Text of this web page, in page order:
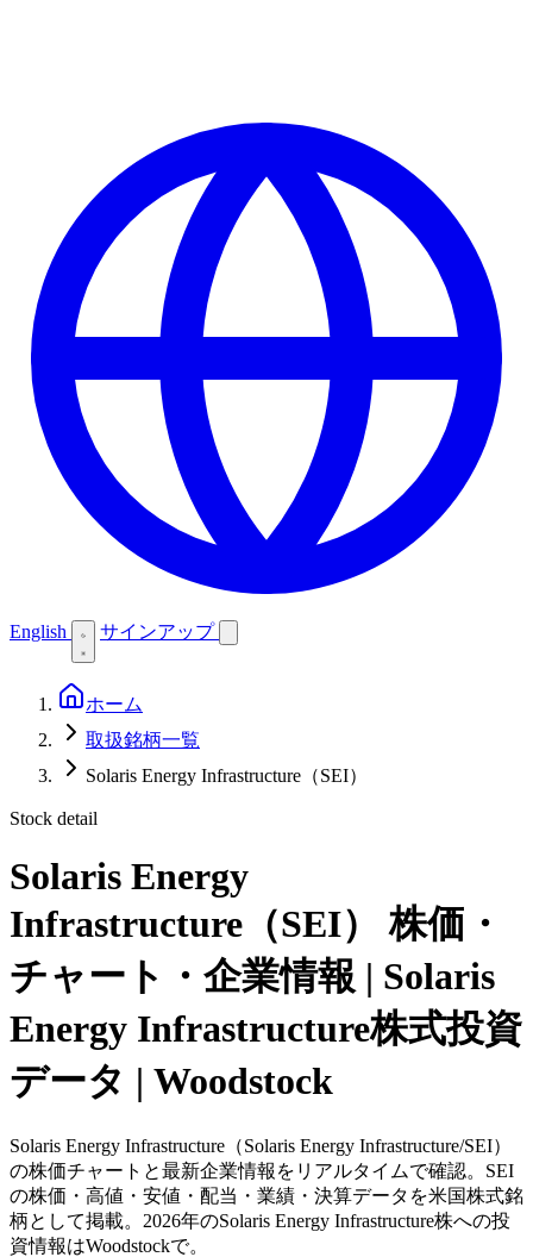
English サインアップ
ホーム
取扱銘柄一覧
Solaris Energy Infrastructure（SEI）
Stock detail
Solaris Energy
Infrastructure（SEI）
株価・
チャート・企業情報 | Solaris
Energy Infrastructure株式投資
データ | Woodstock
Solaris Energy Infrastructure（Solaris Energy Infrastructure/SEI）
の株価チャートと最新企業情報をリアルタイムで確認。SEI
の株価・高値・安値・配当・業績・決算データを米国株式銘
柄として掲載。2026年のSolaris Energy Infrastructure株への投
資情報はWoodstockで。